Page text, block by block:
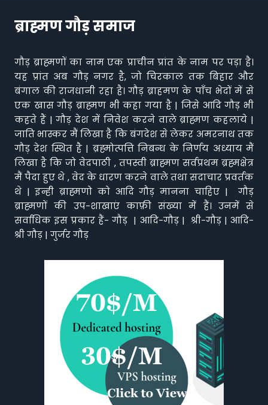
ब्राह्मण गौड़ समाज
गौड़ ब्राह्मणों का नाम एक प्राचीन प्रांत के नाम पर पड़ा है।
यह प्रांत अब गौड़ नगर है, जो चिरकाल तक बिहार और
बंगाल की राजधानी रहा है। गौड़ ब्राहमण के पाँच भेदों में से
एक खास गौड़ ब्राह्मण भी कहा गया है | जिसे आदि गौड़ भी
कहते हैं | गौड़ देश में निवेश करने वाले ब्राह्मण कहलाये |
जाति भास्कर मैं लिखा है कि बंगदेश से लेकर अमरनाथ तक
गौड़ देश स्थित है | ब्रह्मोत्पत्ति निबन्ध के निर्णय अध्याय मैं
लिखा है कि जो वेदपाठी , तपस्वी ब्राह्मण सर्वप्रथम ब्रह्मक्षेत्र
मैं पैदा हुए थे , वेद के धारण करने वाले तथा सदाचार प्रवर्तक
थे | इन्ही ब्राह्मणो को आदि गौड़ मानना चाहिए | गौड़
ब्राह्मणों की उप-शाखाएं काफ़ी संख्या में हैं। उनमें से
सर्वाधिक इस प्रकार हैं- गौड़ | आदि-गौड़ | श्री-गौड़ | आदि-
श्री गौड़ | गुर्जर गौड़